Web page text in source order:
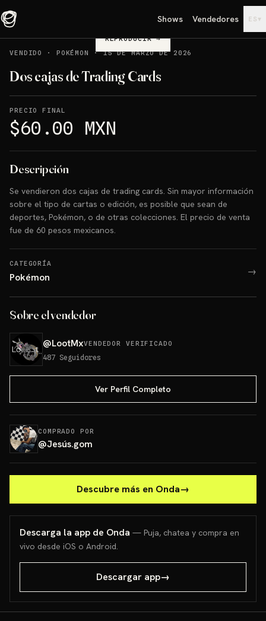
Shows Vendedores ES ▾
REPRODUCIR→
VENDIDO
· POKÉMON ·15 DE MARZO DE 2026
Dos cajas de Trading Cards
PRECIO FINAL
$60.00 MXN
Descripción
Se vendieron dos cajas de trading cards. Sin mayor información
sobre el tipo de cartas o edición, es posible que sean de
deportes, Pokémon, o de otras colecciones. El precio de venta
fue de 60 pesos mexicanos.
CATEGORÍA
Pokémon →
Sobre el vendedor
@LootMxVENDEDOR VERIFICADO
487 Seguidores
Ver Perfil Completo
COMPRADO POR
@Jesús.gom
Descubre más en Onda→
Descarga la app de Onda — Puja, chatea y compra en
vivo desde iOS o Android.
Descargar app→